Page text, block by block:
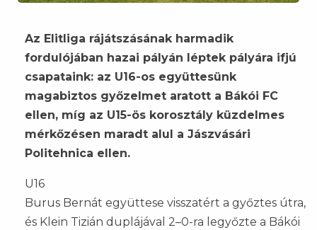
Az Elitliga rájátszásának harmadik
fordulójában hazai pályán léptek pályára ifjú
csapataink: az U16-os együttesünk
magabiztos győzelmet aratott a Bákói FC
ellen, míg az U15-ös korosztály küzdelmes
mérkőzésen maradt alul a Jászvásári
Politehnica ellen.
U16
Burus Bernát együttese visszatért a győztes útra,
és Klein Tizián duplájával 2–0-ra legyőzte a Bákói